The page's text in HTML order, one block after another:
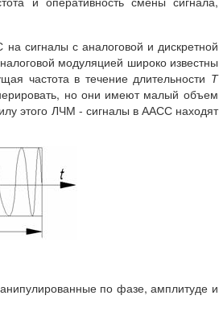
сигналы с аналоговой и дискретной
модуляцией широко известны
частота в течение длительности Т
но они имеют малый объем
этого ЛЧМ - сигналы в ААСС находят
по фазе, амплитуде и